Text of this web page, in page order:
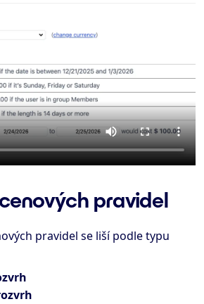
pravidel
pravidel se liší podle typu